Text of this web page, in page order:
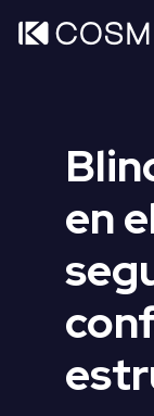
en